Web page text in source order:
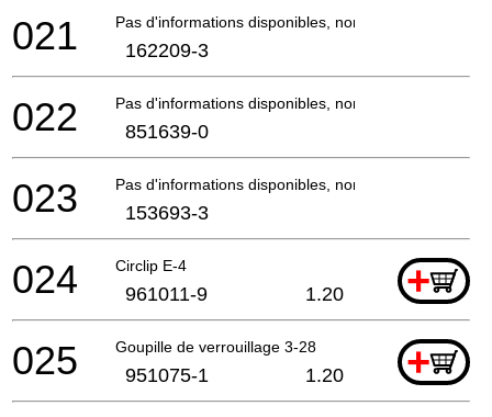
Pas d'informations disponibles, non commandable
021 162209-3
Pas d'informations disponibles, non commandable
022 851639-0
Pas d'informations disponibles, non commandable
023 153693-3
Circlip E-4 +
024 961011-9 1.20
Goupille de verrouillage 3-28 +
025 951075-1 1.20